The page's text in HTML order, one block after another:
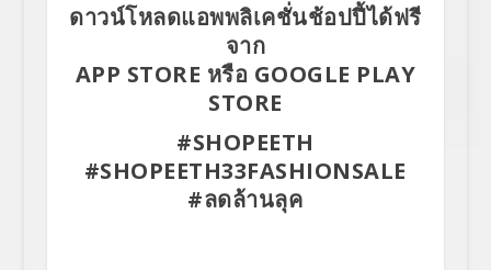
ดาวน์โหลดแอพพลิเคชั่นช้อปปี้ได้ฟรี
จาก
APP STORE หรือ GOOGLE PLAY
STORE
#SHOPEETH
#SHOPEETH33FASHIONSALE
#ลดล้านลุค